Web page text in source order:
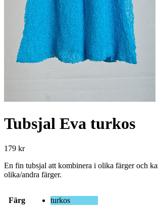
Tubsjal Eva turkos
179 kr
En fin tubsjal att kombinera i olika färger och
olika/andra färger.
Färg turkos